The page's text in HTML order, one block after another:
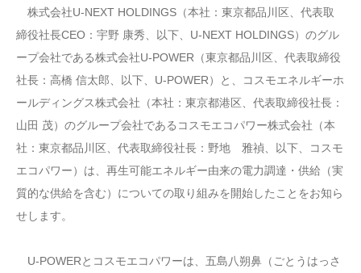
株式会社U-NEXT HOLDINGS（本社：東京都品川区、代表取
締役社長CEO：宇野 康秀、以下、U-NEXT HOLDINGS）のグル
ープ会社である株式会社U-POWER（東京都品川区、代表取締役
社長：高橋 信太郎、以下、U-POWER）と、コスモエネルギーホ
ールディングス株式会社（本社：東京都港区、代表取締役社長：
山田 茂）のグループ会社であるコスモエコパワー株式会社（本
社：東京都品川区、代表取締役社長：野地 雅禎、以下、コスモ
エコパワー）は、再生可能エネルギー由来の電力調達・供給（実
質的な供給を含む）についての取り組みを開始したことをお知ら
せします。
U-POWERとコスモエコパワーは、五島八朔鼻（ごとうはっさ